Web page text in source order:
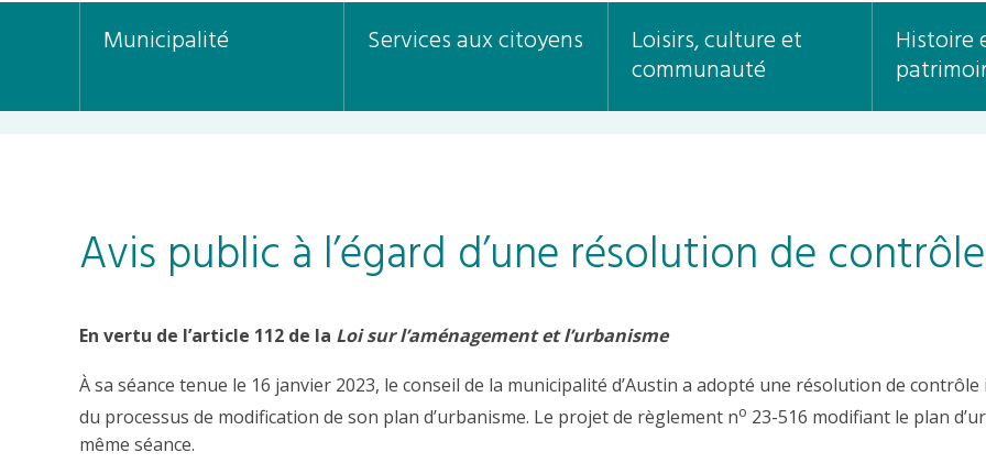
Municipalité Services aux citoyens Loisirs, culture et
communauté
Histoire
Avis public à l’égard d’une résolution de
En vertu de l’article 112 de la Loi sur l’aménagement et l’urbanisme
À sa séance tenue le 16 janvier 2023, le conseil de la municipalité d’Austin a adopté une résolution de
du processus de modification de son plan d’urbanisme. Le projet de règlement no 23-516 modifiant le plan
même séance.